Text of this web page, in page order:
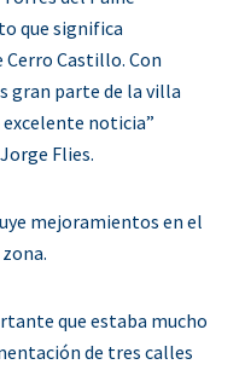
que significa
Castillo. Con
gran parte de la villa
noticia”
Flies.
mejoramientos en el
que estaba mucho
de tres calles